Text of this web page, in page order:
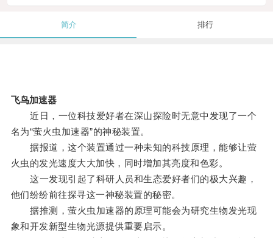
简介 排行
飞鸟加速器
近日，一位科技爱好者在深山探险时无意中发现了一个
名为“萤火虫加速器”的神秘装置。
据报道，这个装置通过一种未知的科技原理，能够让萤
火虫的发光速度大大加快，同时增加其亮度和色彩。
这一发现引起了科研人员和生态爱好者们的极大兴趣，
他们纷纷前往探寻这一神秘装置的秘密。
据推测，萤火虫加速器的原理可能会为研究生物发光现
象和开发新型生物光源提供重要启示。